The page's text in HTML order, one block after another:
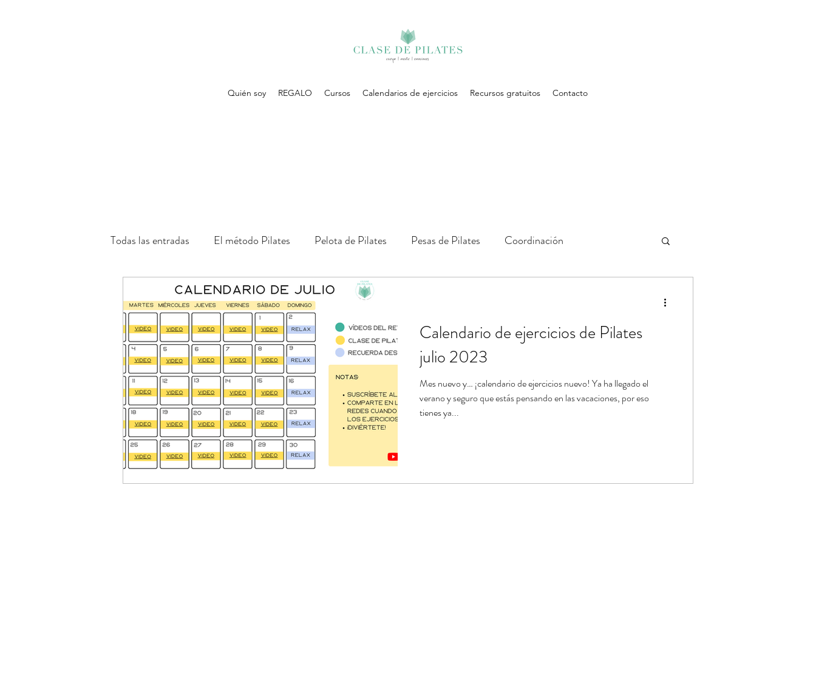
Quién soy REGALO Cursos Calendarios de ejercicios Recursos gratuitos Contacto
Todas las entradas El método Pilates Pelota de Pilates Pesas de Pilates Coordinación
Aro mágico de Pilates Calendario de ejercicios
Consejos para una vida saludable Tablas de ejercicios en pdf
Calendario de ejercicios de Pilates
julio 2023
Mes nuevo y… ¡calendario de ejercicios nuevo! Ya ha llegado el
verano y seguro que estás pensando en las vacaciones, por eso
tienes ya...